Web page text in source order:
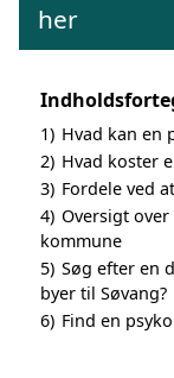
her
1) Hvad kan en
2) Hvad koster
3) Fordele ved
4) Oversigt
kommune
5) Søg efter en
byer til Søvang?
6) Find en